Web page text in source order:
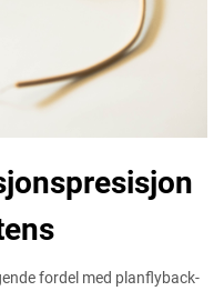
fordel med planflyback-